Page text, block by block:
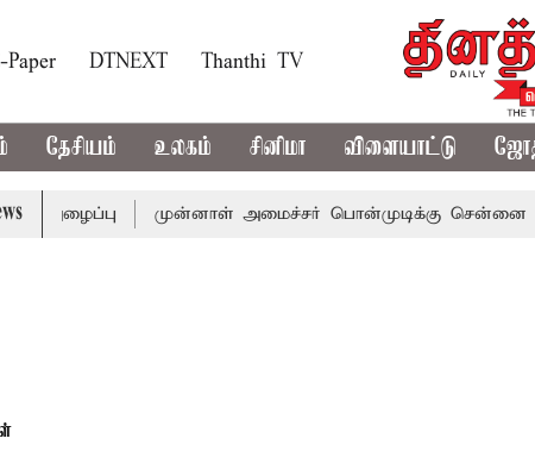
Paper DTNEXT Thanthi TV
தேசியம் உலகம் சினிமா விளையாட்டு
முன்னாள் அமைச்சர் பொன்முடிக்கு சென்னை நீதிமன்றம்